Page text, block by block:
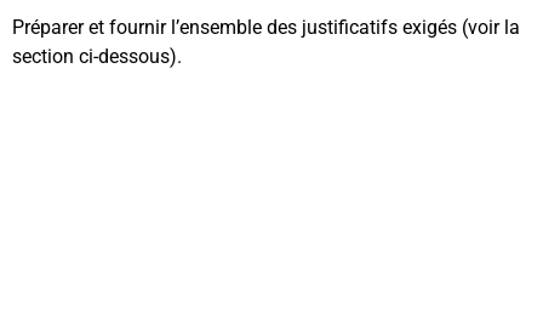
Préparer et fournir l’ensemble des justificatifs exigés (voir la
section ci-dessous).